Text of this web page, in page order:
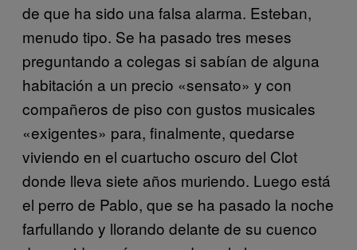
de que ha sido una falsa alarma. Esteban,
menudo tipo. Se ha pasado tres meses
preguntando a colegas si sabían de alguna
habitación a un precio «sensato» y con
compañeros de piso con gustos musicales
«exigentes» para, finalmente, quedarse
viviendo en el cuartucho oscuro del Clot
donde lleva siete años muriendo. Luego está
el perro de Pablo, que se ha pasado la noche
farfullando y llorando delante de su cuenco